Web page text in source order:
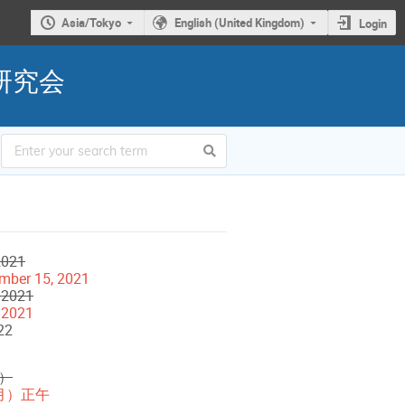
Asia/Tokyo English (United Kingdom) Login
究会
15, 2021
）正午